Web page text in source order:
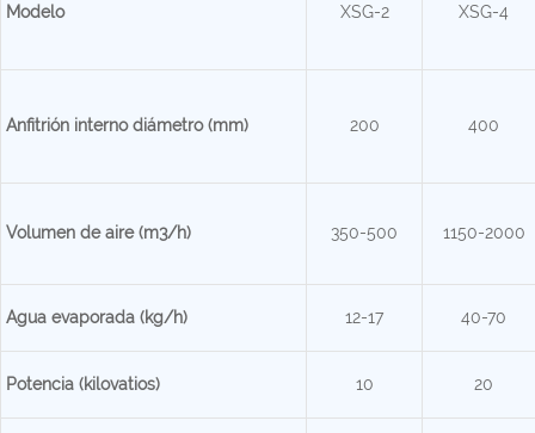
Modelo XSG-2 XSG-4
Anfitrión internodiámetro (mm) 200 400
Volumen de aire (m3/h) 350-500 1150-2000
Agua evaporada (kg/h) 12-17 40-70
Potencia (kilovatios) 10 20